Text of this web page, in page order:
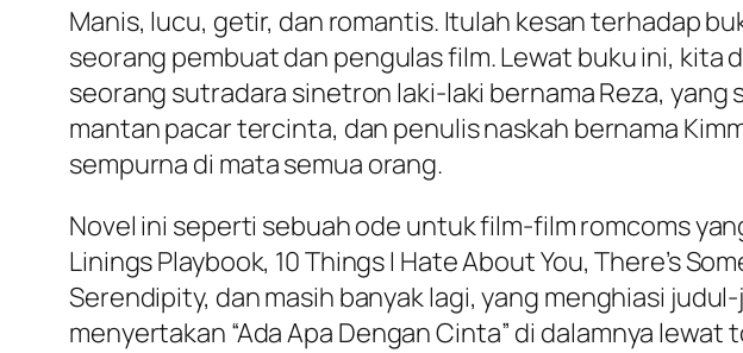
Manis, lucu, getir, dan romantis. Itulah kesan terhadap
seorang pembuat dan pengulas film. Lewat buku ini,
seorang sutradara sinetron laki-laki bernama Reza,
mantan pacar tercinta, dan penulis naskah bernama
sempurna di mata semua orang.
Novel ini seperti sebuah ode untuk film-film romcoms
Linings Playbook, 10 Things I Hate About You, There’s
Serendipity, dan masih banyak lagi, yang menghiasi
menyertakan “Ada Apa Dengan Cinta” di dalamnya